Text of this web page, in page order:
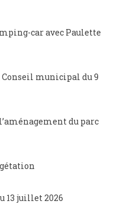
car avec Paulette
municipal du 9
du parc
13 juillet 2026